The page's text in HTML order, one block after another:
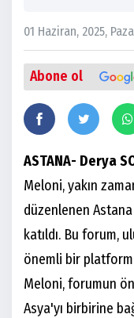
01 Haziran, 2025,
Abone ol
ASTANA- Derya
Meloni, yakın
düzenlenen
katıldı. Bu forum,
önemli bir platform
Meloni, forumun
Asya'yı birbirine